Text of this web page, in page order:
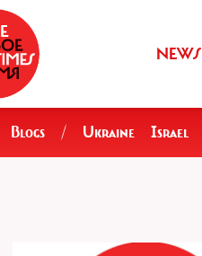
NEWS
Blogs / Ukraine Israel